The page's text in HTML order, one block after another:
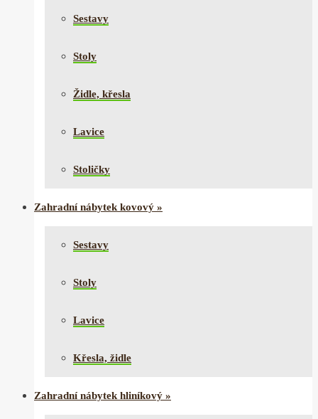
Sestavy
Stoly
Židle, křesla
Lavice
Stoličky
Zahradní nábytek kovový »
Sestavy
Stoly
Lavice
Křesla, židle
Zahradní nábytek hliníkový »